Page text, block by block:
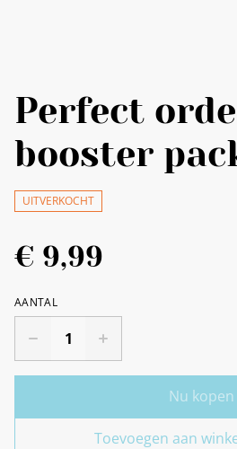
Perfect
booster
UITVERKOCHT
€ 9,99
AANTAL
Nu kopen
Toevoegen aan